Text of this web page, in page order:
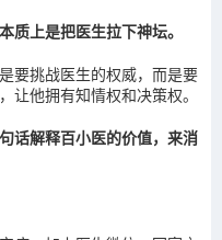
质上是把医生拉下神坛。
要挑战医生的权威，而是要
让他拥有知情权和决策权。
话解释百小医的价值，来消